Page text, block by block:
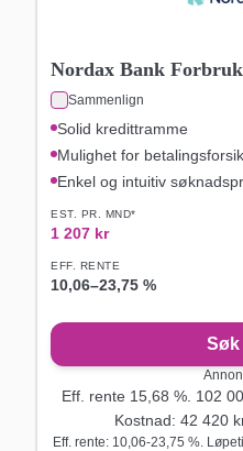
Nordax Bank
Sammenlign
Solid kredittramme
Mulighet for
Enkel og intuitiv
EST. PR. MND*
1 207 kr
EFF. RENTE
10,06–23,75 %
Eff. rente 15,68 %. 102
Kostnad: 42 420
Eff. rente: 10,06-23,75 %.